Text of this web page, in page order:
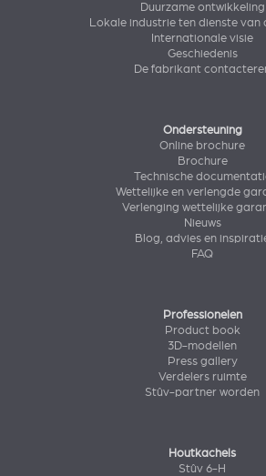
Duurzame ontwikkeling
Lokale industrie ten dienste van
Internationale visie
Geschiedenis
De fabrikant
Ondersteuning
Online brochure
Brochure
Technische
Wettelijke en verlengde
Verlenging wettelijke
Nieuws
Blog, advies en
FAQ
Professionelen
Product book
3D-modellen
Press gallery
Verdelers ruimte
Stûv-partner worden
Houtkachels
Stûv 6-H